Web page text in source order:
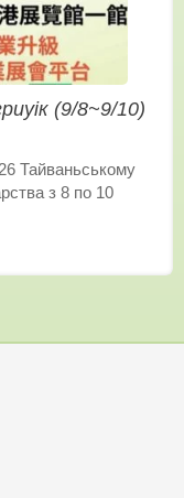
(9/8~9/10)
Тайваньському
з 8 по 10